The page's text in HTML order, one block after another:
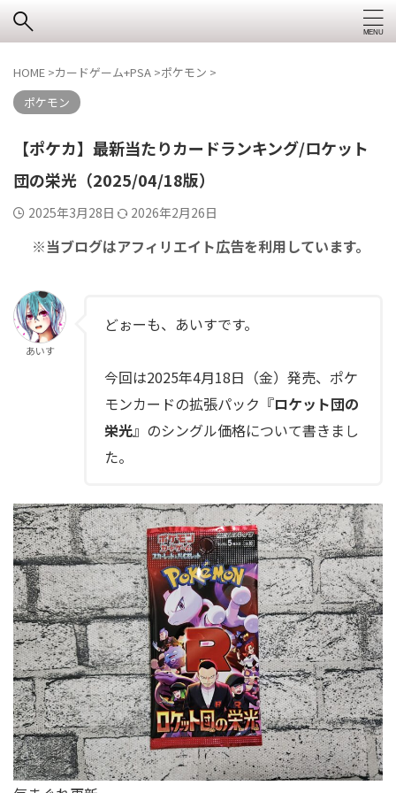
HOME >カードゲーム+PSA >ポケモン >
ポケモン
【ポケカ】最新当たりカードランキング/ロケット
団の栄光（2025/04/18版）
2025年3月28日 2026年2月26日
※当ブログはアフィリエイト広告を利用しています。
あいす
どぉーも、あいすです。
今回は2025年4月18日（金）発売、ポケ
モンカードの拡張パック『ロケット団の
栄光』のシングル価格について書きまし
た。